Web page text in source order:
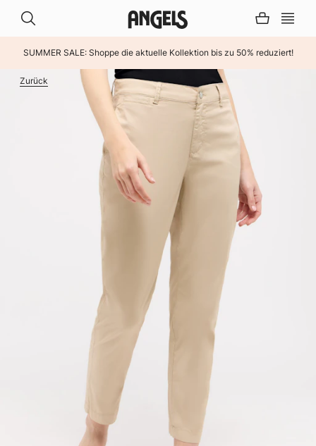
SUMMER SALE: Shoppe die aktuelle Kollektion bis zu 50% reduziert!
Zurück